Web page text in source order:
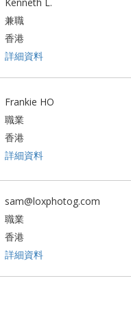
兼職
香港
詳細資料
Frankie HO
職業
香港
詳細資料
sam@loxphotog.com
職業
香港
詳細資料